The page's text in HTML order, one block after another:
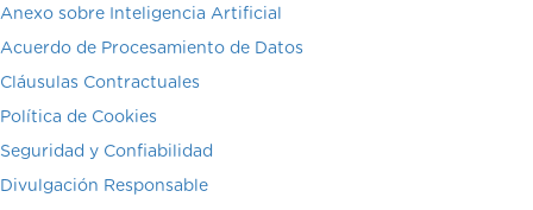
Anexo sobre Inteligencia Artificial
Acuerdo de Procesamiento de Datos
Cláusulas Contractuales
Política de Cookies
Seguridad y Confiabilidad
Divulgación Responsable